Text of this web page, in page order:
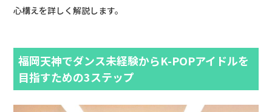
心構えを詳しく解説します。
福岡天神でダンス未経験からK-POPアイドルを
目指すための3ステップ